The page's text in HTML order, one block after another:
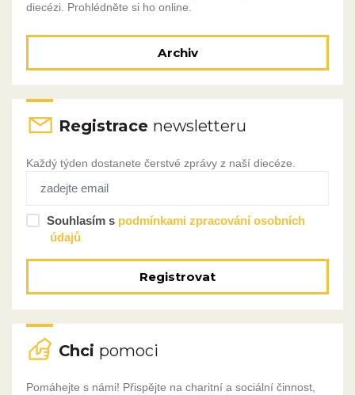
diecézi. Prohlédněte si ho online.
Archiv
Registrace newsletteru
Každý týden dostanete čerstvé zprávy z naší diecéze.
Souhlasím s podmínkami zpracování osobních
údajů
Registrovat
Chci pomoci
Pomáhejte s námi! Přispějte na charitní a sociální činnost,